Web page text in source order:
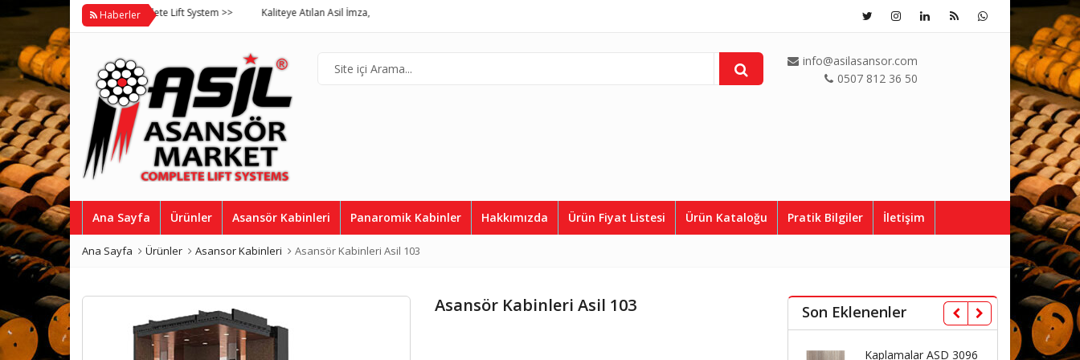
Haberler
Asansör Market Complete Lift System >> Kaliteye Atılan Asil İmza, Asil Asansör
info@asilasansor.com
0507 812 36 50
Ana Sayfa Ürünler Asansör Kabinleri Panaromik Kabinler Hakkımızda Ürün Fiyat Listesi Ürün Kataloğu Pratik Bilgiler İletişim
Ana Sayfa Ürünler Asansor Kabinleri Asansör Kabinleri Asil 103
Asansör Kabinleri Asil 103 Son Eklenenler
Kaplamalar ASD 3096
Kaplamalar ASD 3069